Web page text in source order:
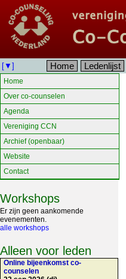
[▼] Home Ledenlijst
Home
Over co-counselen
Agenda
Vereniging CCN
Archief (openbaar)
Website
Contact
Workshops
Er zijn geen aankomende
evenementen.
alle workshops
Alleen voor leden
Online bijeenkomst co-
counselen